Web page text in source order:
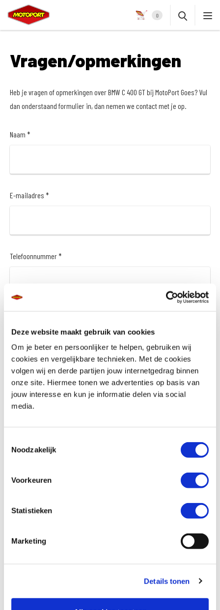
Deze website maakt gebruik van cookies
Om je beter en persoonlijker te helpen, gebruiken wij
cookies en vergelijkbare technieken. Met de cookies
volgen wij en derde partijen jouw internetgedrag binnen
onze site. Hiermee tonen we advertenties op basis van
jouw interesse en kun je informatie delen via social
media.
Noodzakelijk
Voorkeuren
Statistieken
Marketing
Details tonen
0
Vragen/opmerkingen
Heb je vragen of opmerkingen over BMW C 400 GT bij MotoPort Goes? Vul
dan onderstaand formulier in, dan nemen we contact met je op.
Naam *
E-mailadres *
Telefoonnummer *
Wil je een financieringsaanbod *
Ja Nee